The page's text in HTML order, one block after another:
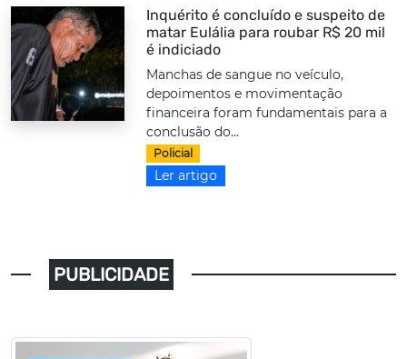
Inquérito é concluído e suspeito de
matar Eulália para roubar R$ 20 mil
é indiciado
Manchas de sangue no veículo,
depoimentos e movimentação
financeira foram fundamentais para a
conclusão do...
Policial
Ler artigo
PUBLICIDADE